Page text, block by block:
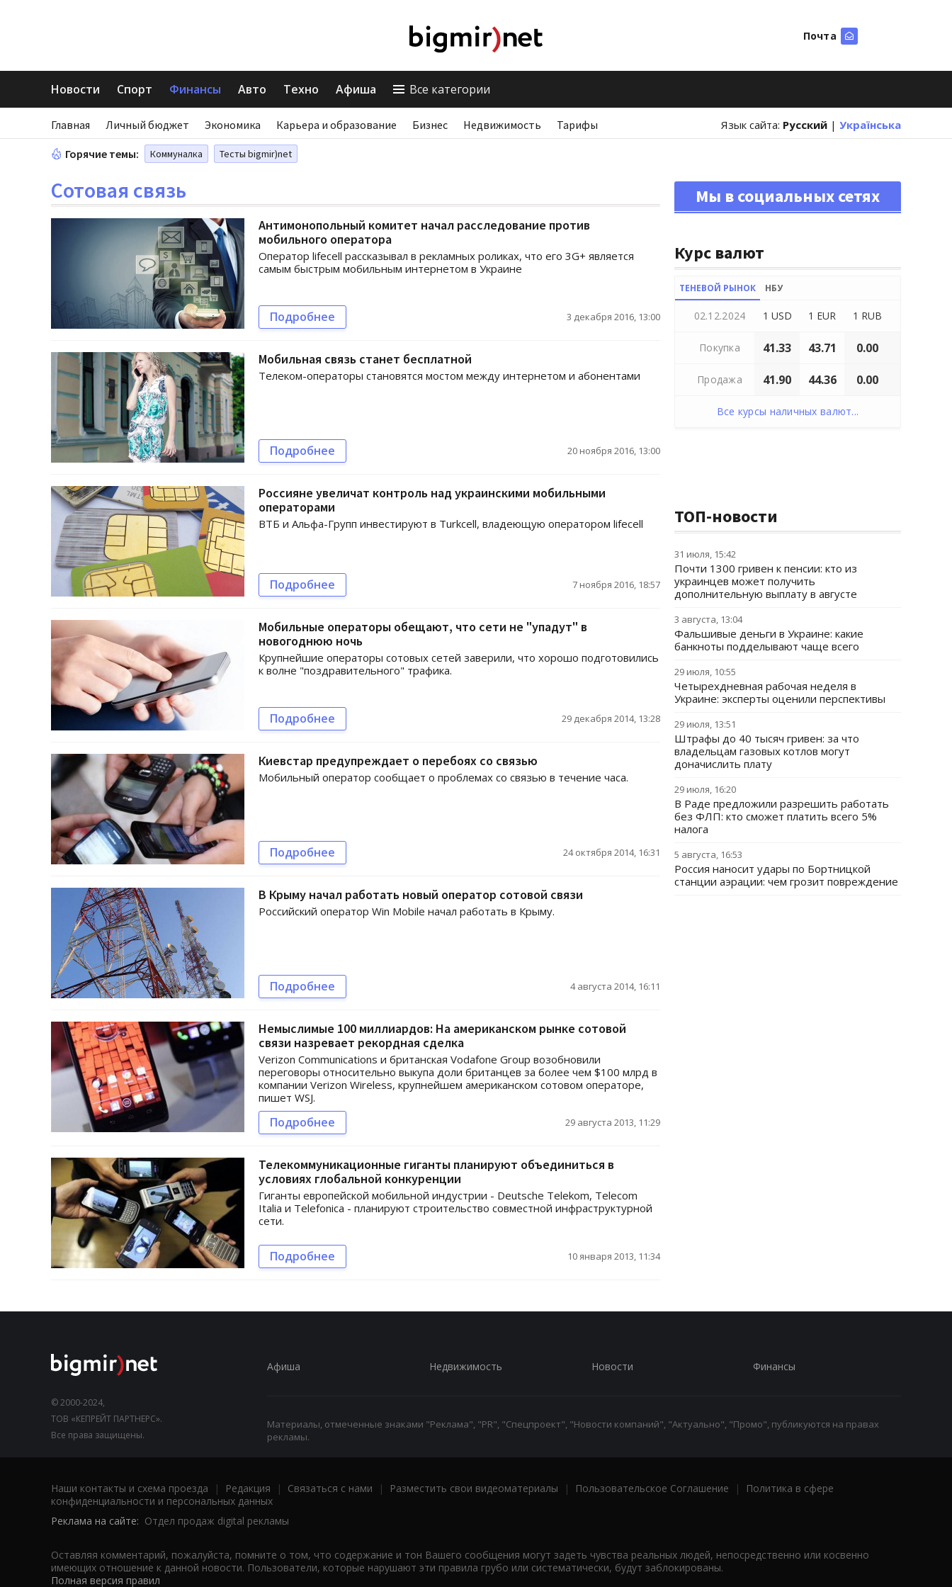
Почта
Новости Спорт Финансы Авто Техно Афиша Все категории
Главная Личный бюджет Экономика Карьера и образование Бизнес Недвижимость Тарифы Язык сайта: Русский | Українська
Горячие темы: Коммуналка Тесты bigmir)net
Сотовая связь
Антимонопольный комитет начал расследование против
мобильного оператора
Оператор lifecell рассказывал в рекламных роликах, что его 3G+ является
самым быстрым мобильным интернетом в Украине
Подробнее 3 декабря 2016, 13:00
Мобильная связь станет бесплатной
Телеком-операторы становятся мостом между интернетом и абонентами
Подробнее 20 ноября 2016, 13:00
Россияне увеличат контроль над украинскими мобильными
операторами
ВТБ и Альфа-Групп инвестируют в Turkcell, владеющую оператором lifecell
Подробнее 7 ноября 2016, 18:57
Мобильные операторы обещают, что сети не "упадут" в
новогоднюю ночь
Крупнейшие операторы сотовых сетей заверили, что хорошо подготовились
к волне "поздравительного" трафика.
Подробнее 29 декабря 2014, 13:28
Киевстар предупреждает о перебоях со связью
Мобильный оператор сообщает о проблемах со связью в течение часа.
Подробнее 24 октября 2014, 16:31
В Крыму начал работать новый оператор сотовой связи
Российский оператор Win Mobile начал работать в Крыму.
Подробнее 4 августа 2014, 16:11
Немыслимые 100 миллиардов: На американском рынке сотовой
связи назревает рекордная сделка
Verizon Communications и британская Vodafone Group возобновили
переговоры относительно выкупа доли британцев за более чем $100 млрд в
компании Verizon Wireless, крупнейшем американском сотовом операторе,
пишет WSJ.
Подробнее 29 августа 2013, 11:29
Телекоммуникационные гиганты планируют объединиться в
условиях глобальной конкуренции
Гиганты европейской мобильной индустрии - Deutsche Telekom, Telecom
Italia и Telefonica - планируют строительство совместной инфраструктурной
сети.
Подробнее 10 января 2013, 11:34
Мы в социальных сетях
Курс валют
ТЕНЕВОЙ РЫНОК НБУ
02.12.2024 1 USD 1 EUR 1 RUB
Покупка 41.33 43.71 0.00
Продажа 41.90 44.36 0.00
Все курсы наличных валют...
ТОП-новости
31 июля, 15:42
Почти 1300 гривен к пенсии: кто из
украинцев может получить
дополнительную выплату в августе
3 августа, 13:04
Фальшивые деньги в Украине: какие
банкноты подделывают чаще всего
29 июля, 10:55
Четырехдневная рабочая неделя в
Украине: эксперты оценили перспективы
29 июля, 13:51
Штрафы до 40 тысяч гривен: за что
владельцам газовых котлов могут
доначислить плату
29 июля, 16:20
В Раде предложили разрешить работать
без ФЛП: кто сможет платить всего 5%
налога
5 августа, 16:53
Россия наносит удары по Бортницкой
станции аэрации: чем грозит повреждение
© 2000-2024,
ТОВ «КЕПРЕЙТ ПАРТНЕРС».
Все права защищены.
Афиша Недвижимость Новости Финансы
Материалы, отмеченные знаками "Реклама", "PR", "Спецпроект", "Новости компаний", "Актуально", "Промо", публикуются на правах
рекламы.
Наши контакты и схема проезда | Редакция | Связаться с нами | Разместить свои видеоматериалы | Пользовательское Соглашение |
Политика в сфере
конфиденциальности и персональных данных
Реклама на сайте: Отдел продаж digital рекламы
Оставляя комментарий, пожалуйста, помните о том, что содержание и тон Вашего сообщения могут задеть чувства реальных людей, непосредственно или косвенно
имеющих отношение к данной новости. Пользователи, которые нарушают эти правила грубо или систематически, будут заблокированы.
Полная версия правил